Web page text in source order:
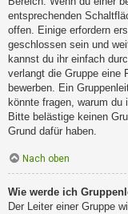
entsprechenden
offen. Einige erfordern
geschlossen sein und
kannst du ihr einfach
verlangt die Gruppe eine
bewerben. Ein
könnte fragen, warum du
Bitte belästige keinen
Grund dafür haben.
Nach oben
Wie werde ich
Der Leiter einer Gruppe